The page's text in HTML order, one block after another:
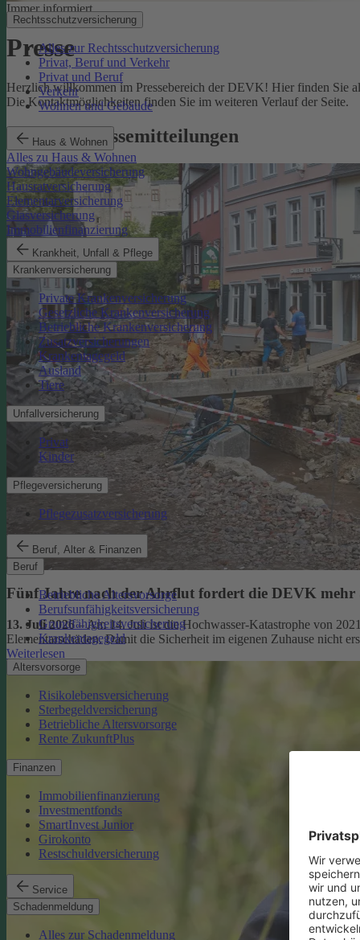
Rechtsschutzversicherung
Alles zur Rechtsschutzversicherung
Privat, Beruf und Verkehr
Privat und Beruf
Verkehr
Wohnen und Gebäude
Haus & Wohnen
Alles zu Haus & Wohnen
Wohngebäudeversicherung
Hausratversicherung
Elementarversicherung
Glasversicherung
Immobilienfinanzierung
Krankheit, Unfall & Pflege
Krankenversicherung
Private Krankenversicherung
Gesetzliche Krankenversicherung
Betriebliche Krankenversicherung
Zusatzversicherungen
Krankentagegeld
Ausland
Tiere
Unfallversicherung
Privat
Kinder
Pflegeversicherung
Pflegezusatzversicherung
Beruf, Alter & Finanzen
Beruf
Betriebliche Altersvorsorge
Berufsunfähigkeitsversicherung
Grundfähigkeitsversicherung
Krankentagegeld
Altersvorsorge
Risikolebensversicherung
Sterbegeldversicherung
Betriebliche Altersvorsorge
Rente ZukunftPlus
Finanzen
Immobilienfinanzierung
Investmentfonds
SmartInvest Junior
Girokonto
Restschuldversicherung
Service
Schadenmeldung
Alles zur Schadenmeldung
Immer informiert
Presse
Herzlich willkommen im Pressebereich der DEVK! Hier finden Sie
Die Kontaktmöglichkeiten finden Sie im weiteren Verlauf der Seite.
Aktuelle Pressemitteilungen
Fünf Jahre nach der Ahrflut fordert die DEVK mehr
13. Juli 2026– Am 14. Juli ist die Hochwasser-Katastrophe von
Elementarschäden. Damit die Sicherheit im eigenen Zuhause nicht
Weiterlesen